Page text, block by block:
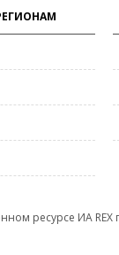
ресурсе ИА REX